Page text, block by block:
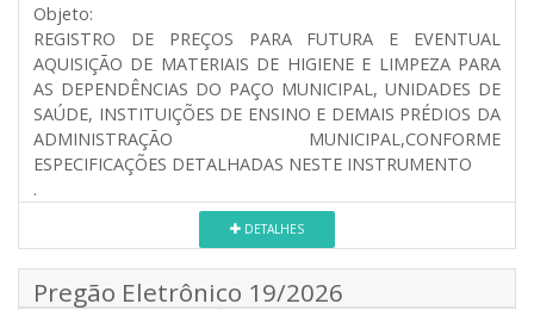
Objeto:
REGISTRO DE PREÇOS PARA FUTURA E EVENTUAL
AQUISIÇÃO DE MATERIAIS DE HIGIENE E LIMPEZA PARA
AS DEPENDÊNCIAS DO PAÇO MUNICIPAL, UNIDADES DE
SAÚDE, INSTITUIÇÕES DE ENSINO E DEMAIS PRÉDIOS DA
ADMINISTRAÇÃO MUNICIPAL,CONFORME
ESPECIFICAÇÕES DETALHADAS NESTE INSTRUMENTO
.
DETALHES
Pregão Eletrônico 19/2026